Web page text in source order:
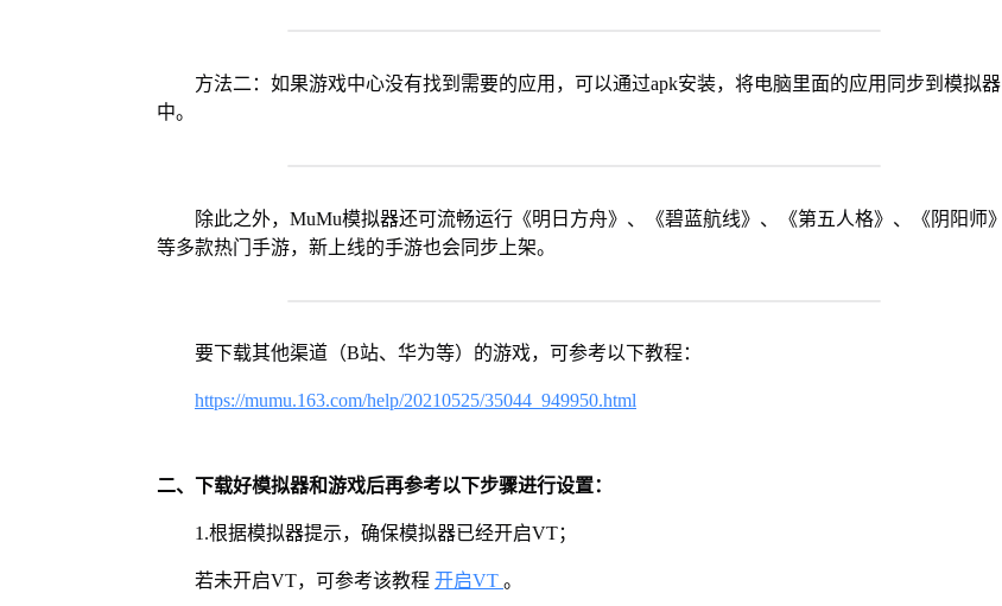
方法二：如果游戏中心没有找到需要的应用，可以通过apk安装，将电脑里面的应用同步到模拟器
中。
除此之外，MuMu模拟器还可流畅运行《明日方舟》、《碧蓝航线》、《第五人格》、《阴阳师》
等多款热门手游，新上线的手游也会同步上架。
要下载其他渠道（B站、华为等）的游戏，可参考以下教程：
https://mumu.163.com/help/20210525/35044_949950.html
二、下载好模拟器和游戏后再参考以下步骤进行设置：
1.根据模拟器提示，确保模拟器已经开启VT；
若未开启VT，可参考该教程 开启VT 。